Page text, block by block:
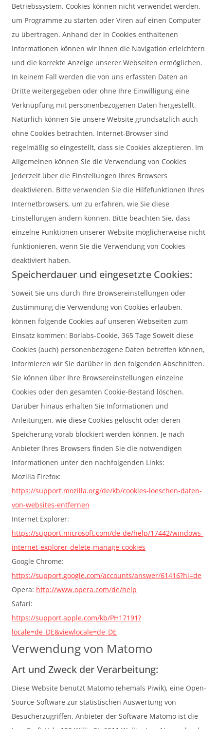
Betriebssystem. Cookies können nicht verwendet werden,
um Programme zu starten oder Viren auf einen Computer
zu übertragen. Anhand der in Cookies enthaltenen
Informationen können wir Ihnen die Navigation erleichtern
und die korrekte Anzeige unserer Webseiten ermöglichen.
In keinem Fall werden die von uns erfassten Daten an
Dritte weitergegeben oder ohne Ihre Einwilligung eine
Verknüpfung mit personenbezogenen Daten hergestellt.
Natürlich können Sie unsere Website grundsätzlich auch
ohne Cookies betrachten. Internet-Browser sind
regelmäßig so eingestellt, dass sie Cookies akzeptieren. Im
Allgemeinen können Sie die Verwendung von Cookies
jederzeit über die Einstellungen Ihres Browsers
deaktivieren. Bitte verwenden Sie die Hilfefunktionen Ihres
Internetbrowsers, um zu erfahren, wie Sie diese
Einstellungen ändern können. Bitte beachten Sie, dass
einzelne Funktionen unserer Website möglicherweise nicht
funktionieren, wenn Sie die Verwendung von Cookies
deaktiviert haben.
Speicherdauer und eingesetzte Cookies:
Soweit Sie uns durch Ihre Browsereinstellungen oder
Zustimmung die Verwendung von Cookies erlauben,
können folgende Cookies auf unseren Webseiten zum
Einsatz kommen: Borlabs-Cookie, 365 Tage Soweit diese
Cookies (auch) personenbezogene Daten betreffen können,
informieren wir Sie darüber in den folgenden Abschnitten.
Sie können über Ihre Browsereinstellungen einzelne
Cookies oder den gesamten Cookie-Bestand löschen.
Darüber hinaus erhalten Sie Informationen und
Anleitungen, wie diese Cookies gelöscht oder deren
Speicherung vorab blockiert werden können. Je nach
Anbieter Ihres Browsers finden Sie die notwendigen
Informationen unter den nachfolgenden Links:
Mozilla Firefox:
https://support.mozilla.org/de/kb/cookies-loeschen-daten-
von-websites-entfernen
Internet Explorer:
https://support.microsoft.com/de-de/help/17442/windows-
internet-explorer-delete-manage-cookies
Google Chrome:
https://support.google.com/accounts/answer/61416?hl=de
Opera: http://www.opera.com/de/help
Safari:
https://support.apple.com/kb/PH17191?
locale=de_DE&viewlocale=de_DE
Verwendung von Matomo
Art und Zweck der Verarbeitung:
Diese Website benutzt Matomo (ehemals Piwik), eine Open-
Source-Software zur statistischen Auswertung von
Besucherzugriffen. Anbieter der Software Matomo ist die